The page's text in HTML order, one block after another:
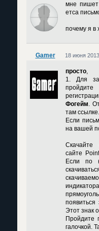
мне
етса
почему я в
Gamer 18 июня
просто
1. Для
Фогейм .
там
Если
на вашей
сайте
Если по
появиться
Этот знак
Пройдите
галочкой.